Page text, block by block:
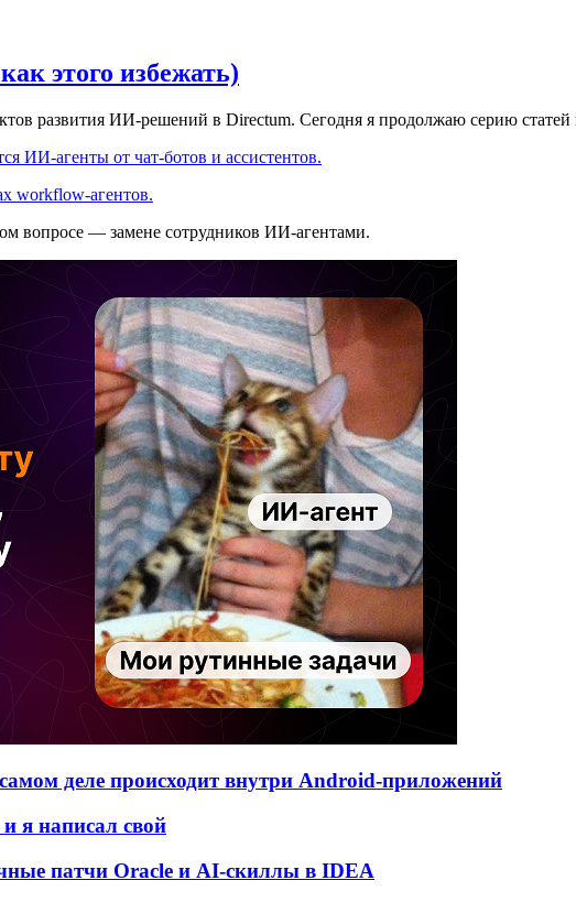
этого избежать)
развития ИИ-решений в Directum. Сегодня я продолжаю серию
ИИ-агенты от чат-ботов и ассистентов.
workflow-агентов.
вопросе — замене сотрудников ИИ-агентами.
деле происходит внутри Android-приложений
я написал свой
патчи Oracle и AI-скиллы в IDEA